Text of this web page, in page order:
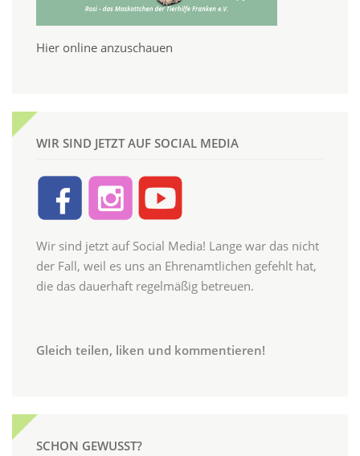
Hier online anzuschauen
WIR SIND JETZT AUF SOCIAL MEDIA
Wir sind jetzt auf Social Media! Lange war das nicht
der Fall, weil es uns an Ehrenamtlichen gefehlt hat,
die das dauerhaft regelmäßig betreuen.
Gleich teilen, liken und kommentieren!
SCHON GEWUSST?